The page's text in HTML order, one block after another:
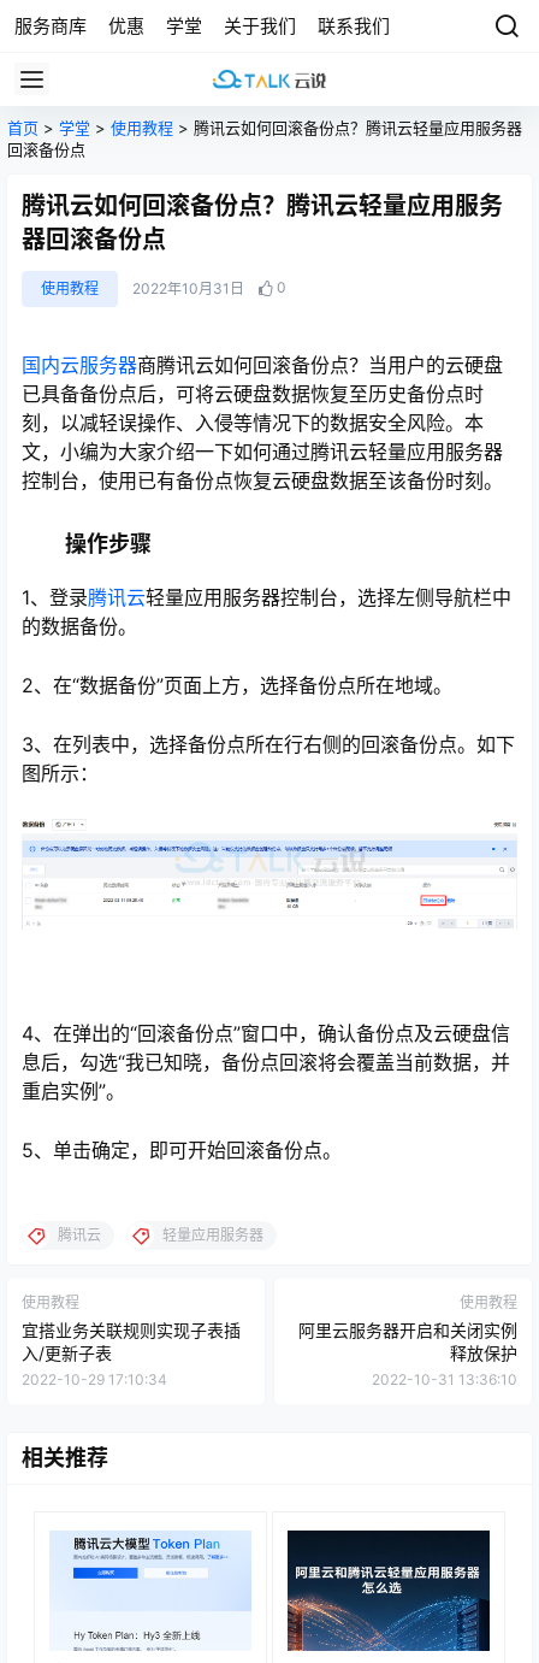
服务商库 优惠 学堂 关于我们 联系我们
首页 > 学堂 > 使用教程 > 腾讯云如何回滚备份点？腾讯云轻量应用服务器
回滚备份点
腾讯云如何回滚备份点？腾讯云轻量应用服务
器回滚备份点
使用教程 2022年10月31日 0
国内云服务器商腾讯云如何回滚备份点？当用户的云硬盘
已具备备份点后，可将云硬盘数据恢复至历史备份点时
刻，以减轻误操作、入侵等情况下的数据安全风险。本
文，小编为大家介绍一下如何通过腾讯云轻量应用服务器
控制台，使用已有备份点恢复云硬盘数据至该备份时刻。
操作步骤
1、登录腾讯云轻量应用服务器控制台，选择左侧导航栏中
的数据备份。
2、在“数据备份”页面上方，选择备份点所在地域。
3、在列表中，选择备份点所在行右侧的回滚备份点。如下
图所示：
4、在弹出的“回滚备份点”窗口中，确认备份点及云硬盘信
息后，勾选“我已知晓，备份点回滚将会覆盖当前数据，并
重启实例”。
5、单击确定，即可开始回滚备份点。
腾讯云 轻量应用服务器
使用教程
宜搭业务关联规则实现子表插
入/更新子表
2022-10-29 17:10:34
使用教程
阿里云服务器开启和关闭实例
释放保护
2022-10-31 13:36:10
相关推荐